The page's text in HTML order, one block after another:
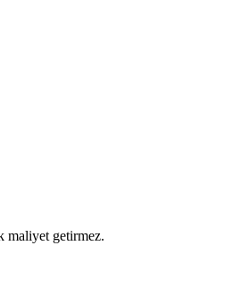
maliyet getirmez.